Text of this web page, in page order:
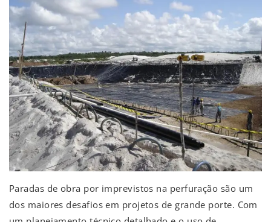
Paradas de obra por imprevistos na perfuração são um
dos maiores desafios em projetos de grande porte. Com